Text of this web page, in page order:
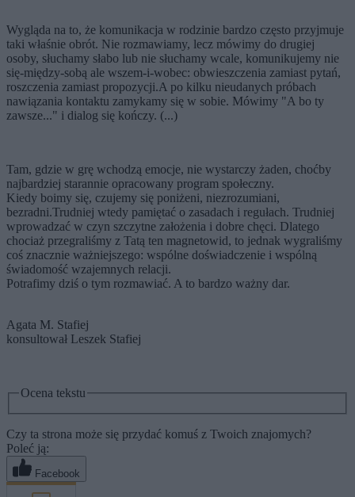
Wygląda na to, że komunikacja w rodzinie bardzo często przyjmuje
taki właśnie obrót. Nie rozmawiamy, lecz mówimy do drugiej
osoby, słuchamy słabo lub nie słuchamy wcale, komunikujemy nie
się-między-sobą ale wszem-i-wobec: obwieszczenia zamiast pytań,
roszczenia zamiast propozycji.A po kilku nieudanych próbach
nawiązania kontaktu zamykamy się w sobie. Mówimy "A bo ty
zawsze..." i dialog się kończy. (...)
Tam, gdzie w grę wchodzą emocje, nie wystarczy żaden, choćby
najbardziej starannie opracowany program społeczny.
Kiedy boimy się, czujemy się poniżeni, niezrozumiani,
bezradni.Trudniej wtedy pamiętać o zasadach i regułach. Trudniej
wprowadzać w czyn szczytne założenia i dobre chęci. Dlatego
chociaż przegraliśmy z Tatą ten magnetowid, to jednak wygraliśmy
coś znacznie ważniejszego: wspólne doświadczenie i wspólną
świadomość wzajemnych relacji.
Potrafimy dziś o tym rozmawiać. A to bardzo ważny dar.
Agata M. Stafiej
konsultował Leszek Stafiej
Ocena tekstu
Czy ta strona może się przydać komuś z Twoich znajomych?
Poleć ją:
Facebook